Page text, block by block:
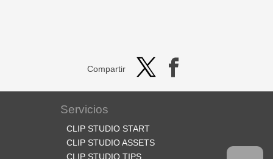
Compartir
Servicios
CLIP STUDIO START
CLIP STUDIO ASSETS
CLIP STUDIO TIPS